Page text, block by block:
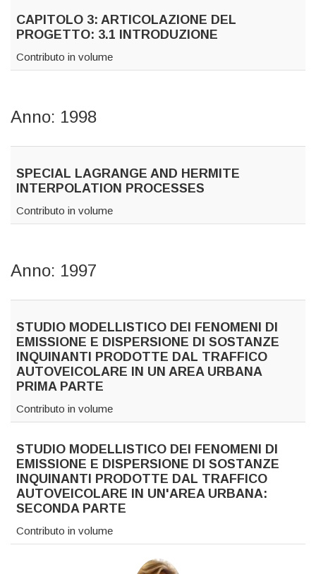
CAPITOLO 3: ARTICOLAZIONE DEL
PROGETTO: 3.1 INTRODUZIONE
Contributo in volume
Anno: 1998
SPECIAL LAGRANGE AND HERMITE
INTERPOLATION PROCESSES
Contributo in volume
Anno: 1997
STUDIO MODELLISTICO DEI FENOMENI DI
EMISSIONE E DISPERSIONE DI SOSTANZE
INQUINANTI PRODOTTE DAL TRAFFICO
AUTOVEICOLARE IN UN AREA URBANA
PRIMA PARTE
Contributo in volume
STUDIO MODELLISTICO DEI FENOMENI DI
EMISSIONE E DISPERSIONE DI SOSTANZE
INQUINANTI PRODOTTE DAL TRAFFICO
AUTOVEICOLARE IN UN'AREA URBANA:
SECONDA PARTE
Contributo in volume